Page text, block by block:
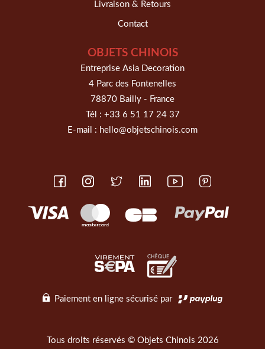
Livraison & Retours
Contact
OBJETS CHINOIS
Entreprise Asia Decoration
4 Parc des Fontenelles
78870 Bailly - France
Tél : +33 6 51 17 24 37
E-mail : hello@objetschinois.com
Paiement en ligne sécurisé par
Tous droits réservés © Objets Chinois 2026